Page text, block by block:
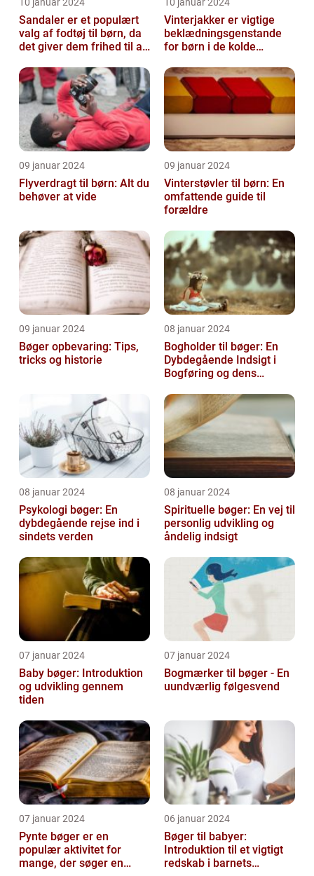
Sandaler er et populært
valg af fodtøj til børn, da
det giver dem frihed til at
Vinterjakker er vigtige
beklædningsgenstande
for børn i de kolde
09 januar 2024
Flyverdragt til børn: Alt du
behøver at vide
09 januar 2024
Vinterstøvler til børn: En
omfattende guide til
forældre
09 januar 2024
Bøger opbevaring: Tips,
tricks og historie
08 januar 2024
Bogholder til bøger: En
Dybdegående Indsigt i
Bogføring og dens
08 januar 2024
Psykologi bøger: En
dybdegående rejse ind i
sindets verden
08 januar 2024
Spirituelle bøger: En vej til
personlig udvikling og
åndelig indsigt
07 januar 2024
Baby bøger: Introduktion
og udvikling gennem
tiden
07 januar 2024
Bogmærker til bøger - En
uundværlig følgesvend
07 januar 2024
Pynte bøger er en
populær aktivitet for
mange, der søger en
06 januar 2024
Bøger til babyer:
Introduktion til et vigtigt
redskab i barnets